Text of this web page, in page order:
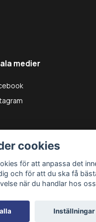
medier
cookies
för att anpassa det
och för att du ska få
när du handlar hos
Inställningar